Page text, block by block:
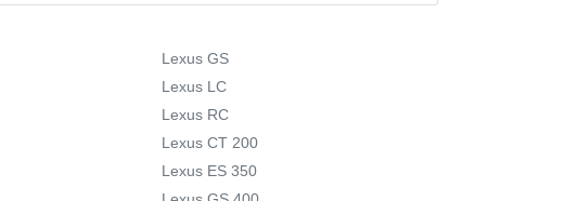
Lexus GS
Lexus LC
Lexus RC
Lexus CT 200
Lexus ES 350